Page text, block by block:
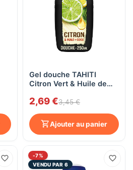
Gel douche TAHITI
Citron Vert & Huile de
2,69 €3,45 €
Ajouter au panier
-7%
VENDU PAR 6